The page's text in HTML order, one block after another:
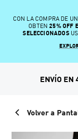
CON LA COMPRA DE
OBTEN 25% OFF
SELECCIONADOS
ENVÍO EN
Volver a